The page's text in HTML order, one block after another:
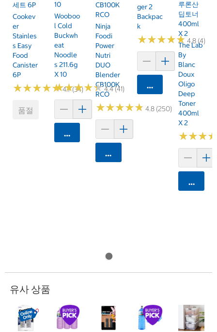
세트 6P
Cookev
Er
Stainles
S Easy
Food
Canister
6P
★★★★★
★★★★★4.7 (34)
품절
10
Wooboo
L Cold
Buckwh
Eat
Noodle
S 211.6g
X 10
★★★★★
★★★★★4.4 (41)
카트에 담기
CB100K
RCO
Ninja
Foodi
Power
Nutri
DUO
Blender
CB100K
RCO
★★★★★
★★★★★ 4.8 (250)
카트에 담기
Ger 2
Backpac
K
★★★★★
★★★★★4.8 (4)
카트에 담기
루론산
딥토너
400ml
X 2
The Lab
By
Blanc
Doux
Oligo
Deep
Toner
400ml
X 2
★★★
★★★
카트에
유사 상품